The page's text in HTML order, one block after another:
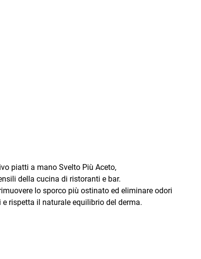
piatti a mano Svelto Più Aceto,
della cucina di ristoranti e bar.
lo sporco più ostinato ed eliminare odori
rispetta il naturale equilibrio del derma.